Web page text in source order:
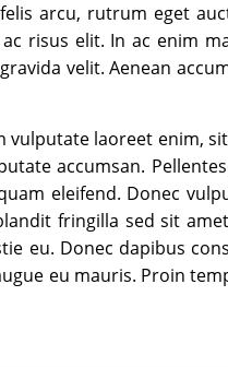
arcu, rutrum eget
risus elit. In ac enim
velit. Aenean
vulputate laoreet enim,
accumsan.
eleifend. Donec
fringilla sed sit
eu. Donec dapibus
eu mauris. Proin